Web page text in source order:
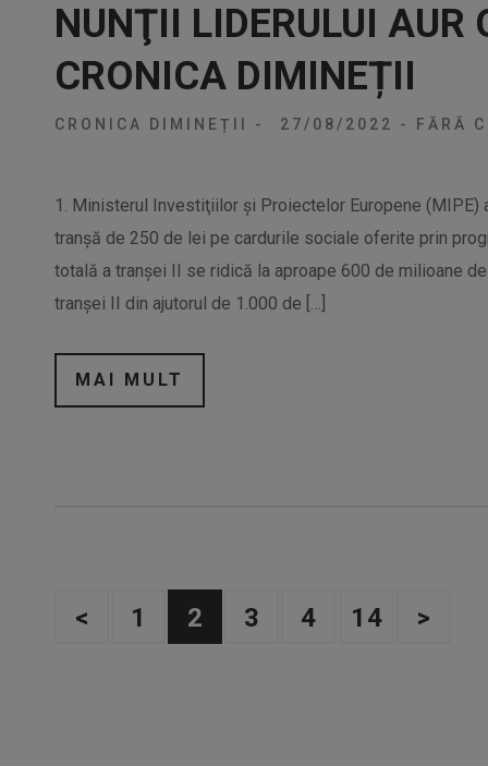
NUNŢII LIDERULUI AUR
CRONICA DIMINEȚII
CRONICA DIMINEȚII - 27/08/2022 - FĂRĂ
1. Ministerul Investiţiilor şi Proiectelor Europene (MIPE)
tranşă de 250 de lei pe cardurile sociale oferite prin
totală a tranşei II se ridică la aproape 600 de milioane
tranşei II din ajutorul de 1.000 de […]
MAI MULT
< 1 2 3 4 14 >